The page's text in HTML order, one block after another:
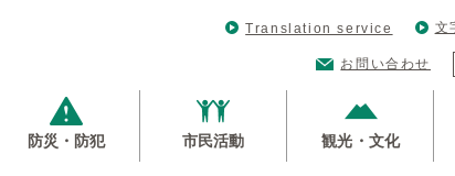
Translation service 文
お問い合わせ
防災・防犯 市民活動 観光・文化